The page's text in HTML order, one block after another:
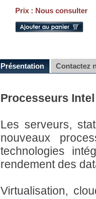
Prix : Nous consulter
Présentation Contactez
Processeurs
Les serveurs,
nouveaux
technologies
rendement des
Virtualisation,